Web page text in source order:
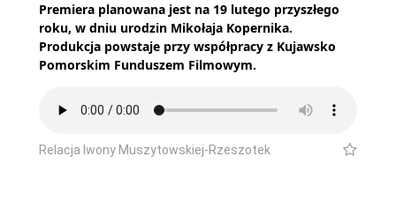
Premiera planowana jest na 19 lutego przyszłego
roku, w dniu urodzin Mikołaja Kopernika.
Produkcja powstaje przy współpracy z Kujawsko
Pomorskim Funduszem Filmowym.
Relacja Iwony Muszytowskiej-Rzeszotek